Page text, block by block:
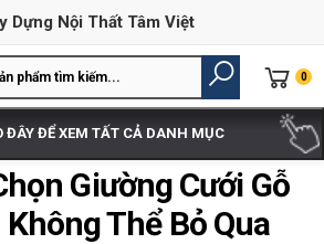
Dựng Nội Thất Tâm Việt
0
ĐÂY ĐỂ XEM TẤT CẢ DANH MỤC
Giường Cưới Gỗ
Thể Bỏ Qua